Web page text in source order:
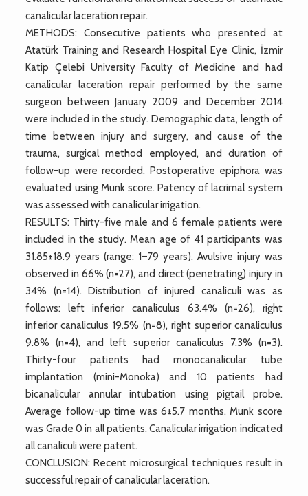
canalicular laceration repair.
METHODS: Consecutive patients who presented at
Atatürk Training and Research Hospital Eye Clinic, İzmir
Katip Çelebi University Faculty of Medicine and had
canalicular laceration repair performed by the same
surgeon between January 2009 and December 2014
were included in the study. Demographic data, length of
time between injury and surgery, and cause of the
trauma, surgical method employed, and duration of
follow-up were recorded. Postoperative epiphora was
evaluated using Munk score. Patency of lacrimal system
was assessed with canalicular irrigation.
RESULTS: Thirty-five male and 6 female patients were
included in the study. Mean age of 41 participants was
31.85±18.9 years (range: 1–79 years). Avulsive injury was
observed in 66% (n=27), and direct (penetrating) injury in
34% (n=14). Distribution of injured canaliculi was as
follows: left inferior canaliculus 63.4% (n=26), right
inferior canaliculus 19.5% (n=8), right superior canaliculus
9.8% (n=4), and left superior canaliculus 7.3% (n=3).
Thirty-four patients had monocanalicular tube
implantation (mini-Monoka) and 10 patients had
bicanalicular annular intubation using pigtail probe.
Average follow-up time was 6±5.7 months. Munk score
was Grade 0 in all patients. Canalicular irrigation indicated
all canaliculi were patent.
CONCLUSION: Recent microsurgical techniques result in
successful repair of canalicular laceration.